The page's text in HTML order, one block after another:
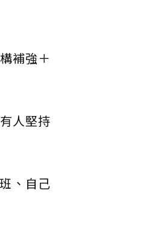
補強＋
人堅持
、自己